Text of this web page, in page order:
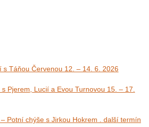
s Táňou Červenou 12. – 14. 6. 2026
Lucií a Evou Turnovou 15. – 17.
Potní chýše s Jirkou Hokrem . další termín